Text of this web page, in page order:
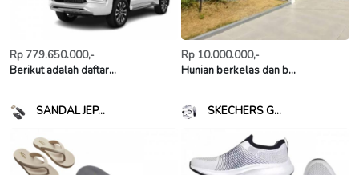
Rp 779.650.000,-
Berikut adalah daftar...
Rp 10.000.000,-
Hunian berkelas dan b...
SANDAL JEP... SKECHERS G...